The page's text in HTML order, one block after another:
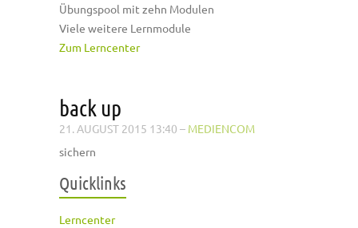
Übungspool mit zehn Modulen
Viele weitere Lernmodule
Zum Lerncenter
back up
21. AUGUST 2015 13:40 – MEDIENCOM
sichern
Quicklinks
Lerncenter